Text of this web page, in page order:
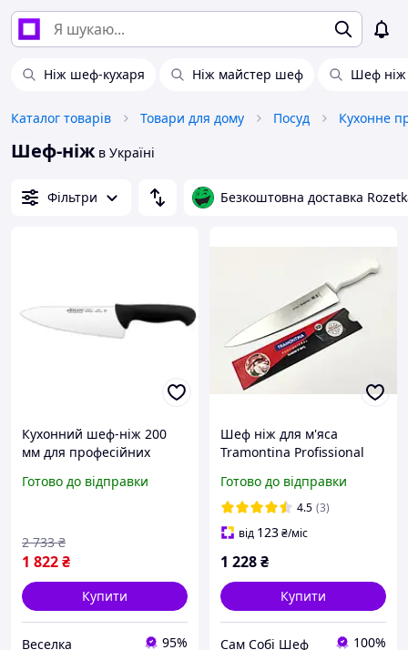
Ніж шеф-кухаря Ніж майстер шеф Шеф ніж
Каталог товарів Товари для дому Посуд Кухонне
Шеф-ніжв Україні
Фільтри Безкоштовна доставка
Кухонний шеф-ніж 200
мм для професійних
овочів і риби чорний
Готово до відправки
1 822₴
2 733 ₴
Купити
Веселка 95%
Шеф ніж для м'яса
Tramontina Profissional
Готово до відправки
4.5 (3)
від 123₴/міс
1 228₴
Купити
Сам Собі Шеф 100%